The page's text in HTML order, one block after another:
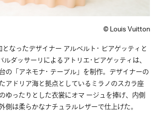
© Louis Vuitton
なったデザイナー アルベルト･ ビアゲッティと
ダッサーリによるアトリエ･ビアゲッティは、
の「アネモナ･ テーブル」を制作。デザイナーの
アドリア海と拠点としているミラノのスカラ座
ゆったりとした衣裳にオマ ージュを捧げ、内側
側は柔らかなナチュラルレザーで仕上げた。